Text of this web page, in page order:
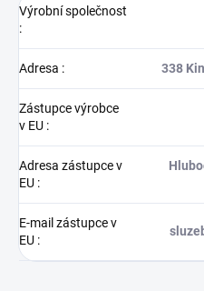
Výrobní společnost
:
Adresa : 338
Zástupce výrobce
v EU :
Adresa zástupce v
EU :
E-mail zástupce v
EU :